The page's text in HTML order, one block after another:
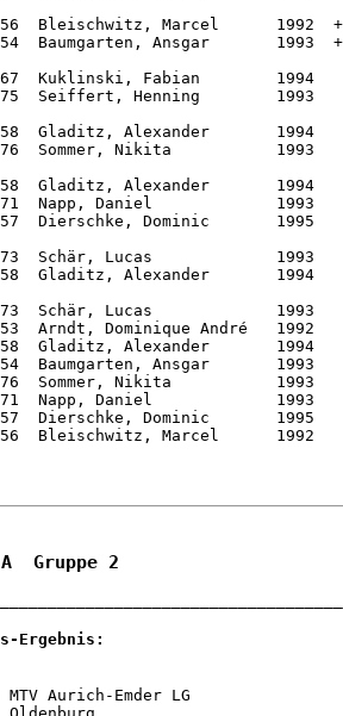
Bleischwitz, Marcel
Baumgarten, Ansgar       1993
Kuklinski, Fabian
Seiffert, Henning        1993
Gladitz, Alexander
Sommer, Nikita           1993
Gladitz, Alexander
Napp, Daniel             1993
Dierschke, Dominic
Schär, Lucas
Gladitz, Alexander       1994
Schär, Lucas             1993
153  Arndt,
158  Gladitz,
154  Baumgarten,
Sommer, Nikita
171  Napp, Daniel
157  Dierschke,
156  Bleischwitz,
Gruppe 2
Ergebnis: